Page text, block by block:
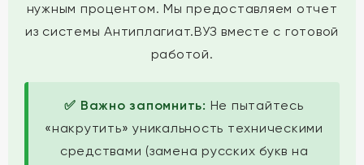
нужным процентом. Мы предоставляем отчет
из системы Антиплагиат.ВУЗ вместе с готовой
работой.
✅ Важно запомнить: Не пытайтесь
«накрутить» уникальность техническими
средствами (замена русских букв на